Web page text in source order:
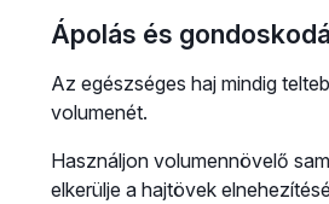
Ápolás és
Az egészséges haj mindig
volumenét.
Használjon volumennövelő
elkerülje a hajtövek